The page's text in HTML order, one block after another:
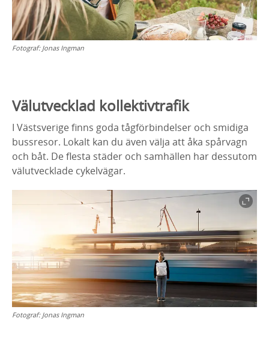
Fotograf: Jonas Ingman
Välutvecklad kollektivtrafik
I Västsverige finns goda tågförbindelser och smidiga
bussresor. Lokalt kan du även välja att åka spårvagn
och båt. De flesta städer och samhällen har dessutom
välutvecklade cykelvägar.
Fotograf: Jonas Ingman